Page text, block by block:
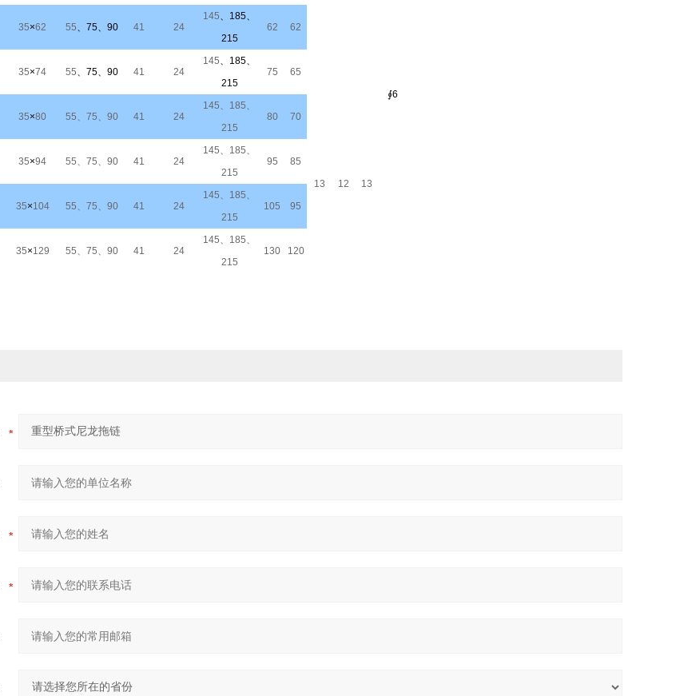
13 12 13
∮6
35×62 55、75、90 41 24
145、185、
215
62 62
35×74 55、75、90 41 24
145、185、
215
75 65
35×80 55、75、90 41 24
145、185、
215
80 70
35×94 55、75、90 41 24
145、185、
215
95 85
35×104 55、75、90 41 24
145、185、
215
105 95
35×129 55、75、90 41 24
145、185、
215
130 120